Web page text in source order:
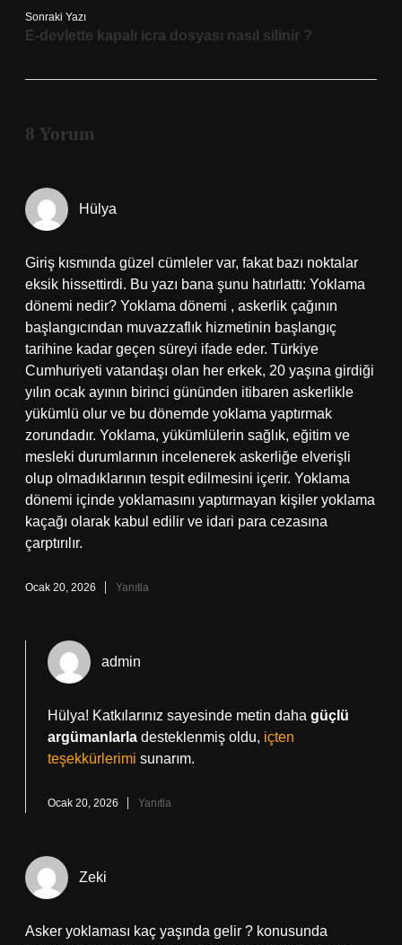
Sonraki Yazı
E-devlette kapalı icra dosyası nasıl silinir ?
8 Yorum
Hülya
Giriş kısmında güzel cümleler var, fakat bazı noktalar
eksik hissettirdi. Bu yazı bana şunu hatırlattı: Yoklama
dönemi nedir? Yoklama dönemi , askerlik çağının
başlangıcından muvazzaflık hizmetinin başlangıç
tarihine kadar geçen süreyi ifade eder. Türkiye
Cumhuriyeti vatandaşı olan her erkek, 20 yaşına girdiği
yılın ocak ayının birinci gününden itibaren askerlikle
yükümlü olur ve bu dönemde yoklama yaptırmak
zorundadır. Yoklama, yükümlülerin sağlık, eğitim ve
mesleki durumlarının incelenerek askerliğe elverişli
olup olmadıklarının tespit edilmesini içerir. Yoklama
dönemi içinde yoklamasını yaptırmayan kişiler yoklama
kaçağı olarak kabul edilir ve idari para cezasına
çarptırılır.
Ocak 20, 2026 Yanıtla
admin
Hülya! Katkılarınız sayesinde metin daha güçlü
argümanlarla desteklenmiş oldu, içten
teşekkürlerimi sunarım.
Ocak 20, 2026 Yanıtla
Zeki
Asker yoklaması kaç yaşında gelir ? konusunda